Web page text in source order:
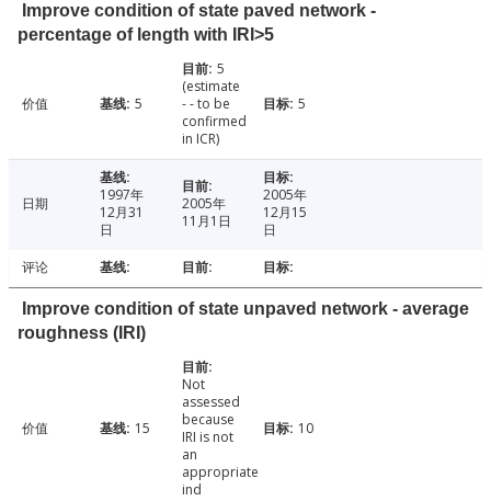
Improve condition of state paved network -
percentage of length with IRI>5
价值 5
5
(estimate
- - to be
confirmed
in ICR)
5
日期
1997年
12月31
日
2005年
11月1日
2005年
12月15
日
评论
Improve condition of state unpaved network - average
roughness (IRI)
价值 15
Not
assessed
because
IRI is not
an
appropriate
ind
10